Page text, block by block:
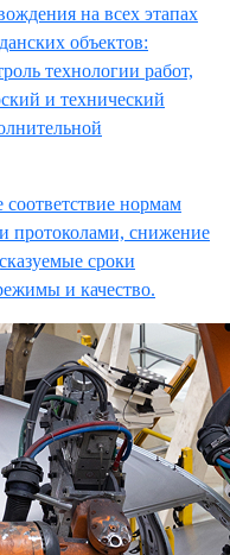
на всех этапах
объектов:
технологии работ,
и технический
соответствие нормам
протоколами, снижение
сроки
и качество.